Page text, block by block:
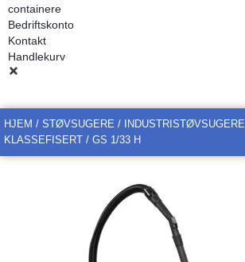
containere
Bedriftskonto
Kontakt
Handlekurv
HJEM / STØVSUGERE / INDUSTRISTØVSUGERE
KLASSEFISERT / GS 1/33 H